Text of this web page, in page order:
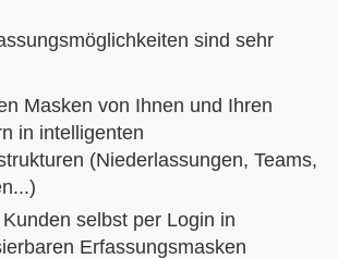
sind sehr
Masken von Ihnen und Ihren
in intelligenten
(Niederlassungen, Teams,
selbst per Login in
Erfassungsmasken